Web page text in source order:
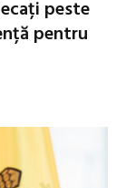
peste
pentru